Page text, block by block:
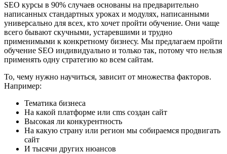
SEO курсы в 90% случаев основаны на предварительно
написанных стандартных уроках и модулях, написанными
универсально для всех, кто хочет пройти обучение. Они чаще
всего бывают скучными, устаревшими и трудно
применимыми к конкретному бизнесу. Мы предлагаем пройти
обучение SEO индивидуально и только так, потому что нельзя
применять одну стратегию ко всем сайтам.
То, чему нужно научиться, зависит от множества факторов.
Например:
Тематика бизнеса
На какой платформе или cms создан сайт
Высокая ли конкурентность
На какую страну или регион мы собираемся продвигать
сайт
И тысячи других нюансов